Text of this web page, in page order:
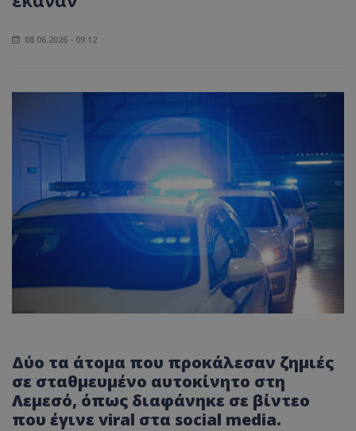
08.06.2026 - 09:12
Δύο τα άτομα που προκάλεσαν ζημιές
σε σταθμευμένο αυτοκίνητο στη
Λεμεσό, όπως διαφάνηκε σε βίντεο
που έγινε viral στα social media.